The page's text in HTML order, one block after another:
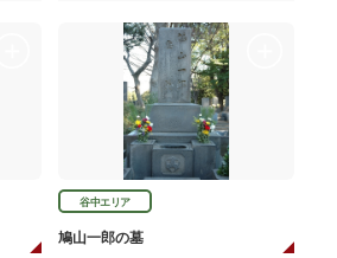
谷中エリア
鳩山一郎の墓